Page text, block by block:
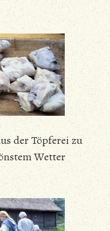
der Töpferei zu
Wetter